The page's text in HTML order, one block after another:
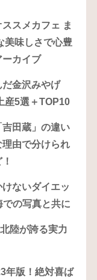
スメカフェ ま
美味しさで心豊
カイブ
だ金沢みやげ
産5選＋TOP10
吉田蔵」の違い
由で分けられ
けないダイエッ
での写真と共に
陸が誇る実力
年版！絶対喜ば